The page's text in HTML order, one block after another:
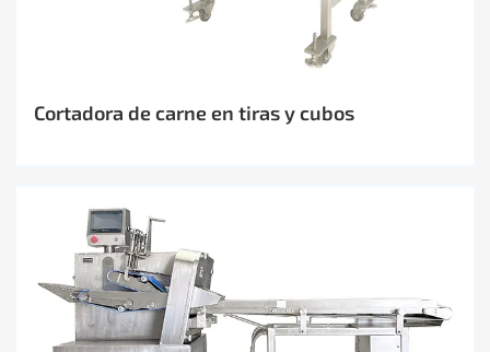
Cortadora de carne en tiras y cubos